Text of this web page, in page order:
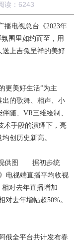
： 6243
电视总台《2023年
围里如约而至，用
上吉兔呈祥的美好
更美好生活”为主
的歌舞、相声、小
随、VR三维绘制、
术手段的演绎下，亮
创历史新高。
视供图 据初步统
电视端直播平均收视
相对去年直播增加
对去年增幅超50%。
。
俄全平台共计发布春